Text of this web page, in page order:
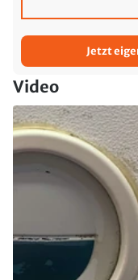
Jetzt
Video